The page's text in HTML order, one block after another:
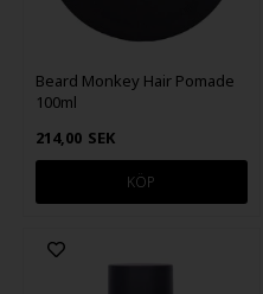
Beard Monkey Hair Pomade
100ml
214,00 SEK